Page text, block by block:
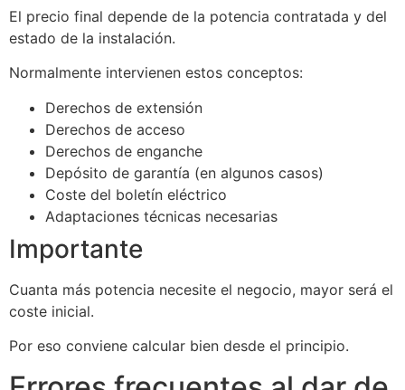
El precio final depende de la potencia contratada y del
estado de la instalación.
Normalmente intervienen estos conceptos:
Derechos de extensión
Derechos de acceso
Derechos de enganche
Depósito de garantía (en algunos casos)
Coste del boletín eléctrico
Adaptaciones técnicas necesarias
Importante
Cuanta más potencia necesite el negocio, mayor será el
coste inicial.
Por eso conviene calcular bien desde el principio.